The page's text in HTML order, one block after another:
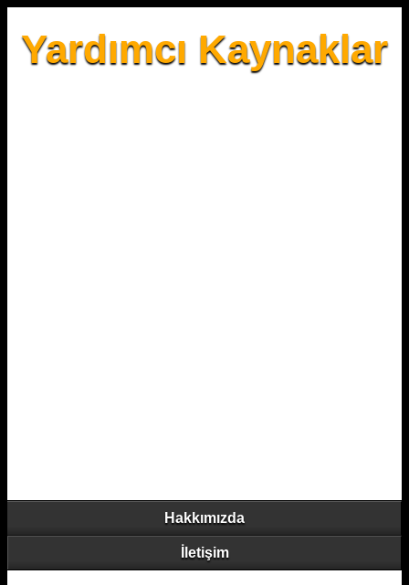
Yardımcı Kaynaklar
Hakkımızda
İletişim